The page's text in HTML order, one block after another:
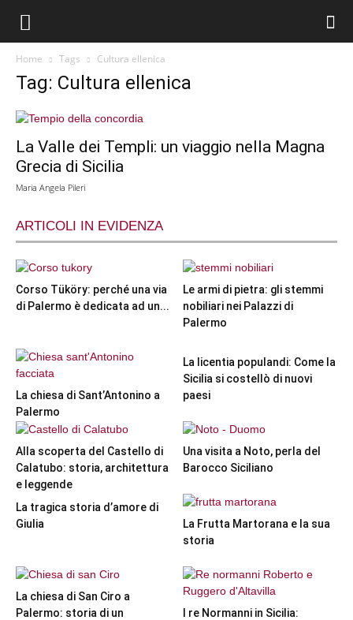
Home Tags Cultura ellenica
Tag: Cultura ellenica
La Valle dei Templi: un viaggio nella Magna
Grecia di Sicilia
Maria Angela Pileri
ARTICOLI IN EVIDENZA
Corso Tüköry: perché una via
di Palermo è dedicata ad un...
Le armi di pietra: gli stemmi
nobiliari nei Palazzi di
Palermo
La chiesa di Sant’Antonino a
Palermo
La licentia populandi: Come la
Sicilia si costellò di nuovi
paesi
Alla scoperta del Castello di
Calatubo: storia, architettura
e leggende
Una visita a Noto, perla del
Barocco Siciliano
La tragica storia d’amore di
Giulia
La Frutta Martorana e la sua
storia
La chiesa di San Ciro a
Palermo: storia di un
I re Normanni in Sicilia: